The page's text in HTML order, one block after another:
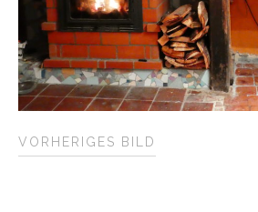
VORHERIGES BILD